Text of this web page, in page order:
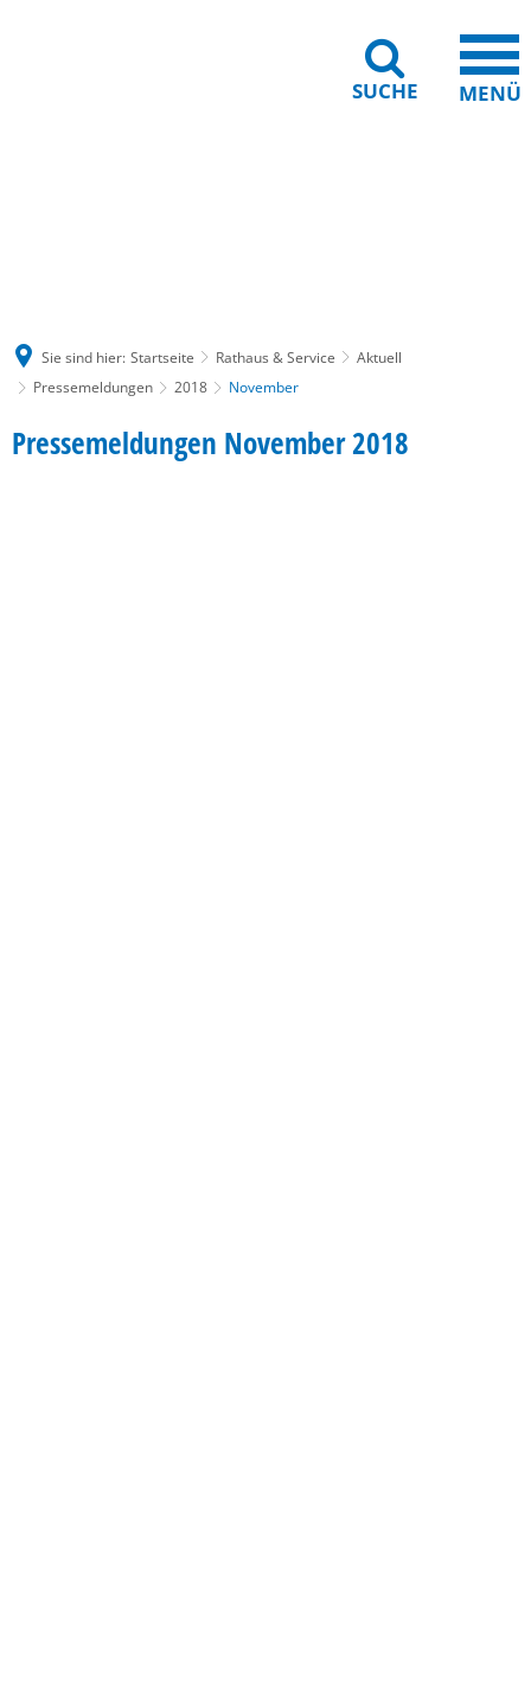
SUCHE MENÜ
Sie sind hier: Startseite Rathaus & Service
Aktuell
Pressemeldungen
2018 November
November
Pressemeldungen November 2018